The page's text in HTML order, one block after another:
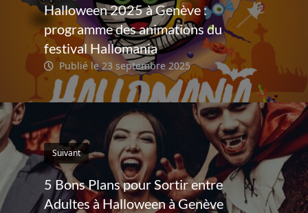
Halloween 2025 à Genève :
programme des animations du
festival Hallomania
Publié le 23 septembre 2025
Suivant
5 Bons Plans pour Sortir entre
Adultes à Halloween à Genève